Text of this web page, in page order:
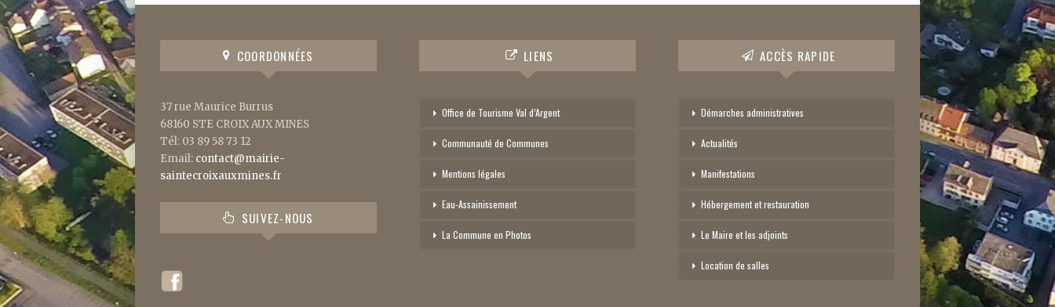
COORDONNÉES
37 rue Maurice Burrus
68160 STE CROIX AUX MINES
Tél: 03 89 58 73 12
Email: contact@mairie-
saintecroixauxmines.fr
SUIVEZ-NOUS
LIENS
Office de Tourisme Val d’Argent
Communauté de Communes
Mentions légales
Eau-Assainissement
La Commune en Photos
ACCÈS RAPIDE
Démarches administratives
Actualités
Manifestations
Hébergement et restauration
Le Maire et les adjoints
Location de salles